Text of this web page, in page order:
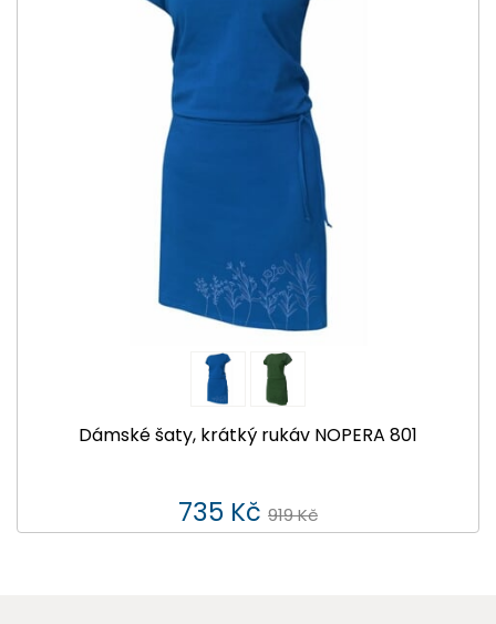
Dámské šaty, krátký rukáv NOPERA 801
735 Kč 919 Kč